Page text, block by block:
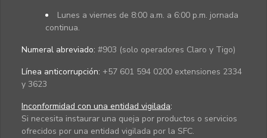
Lunes a viernes de 8:00 a.m. a 6:00 p.m. jornada
continua.
Numeral abreviado: #903 (solo operadores Claro y Tigo)
Línea anticorrupción: +57 601 594 0200 extensiones 2334
y 3623
Inconformidad con una entidad vigilada:
Si necesita instaurar una queja por productos o servicios
ofrecidos por una entidad vigilada por la SFC.